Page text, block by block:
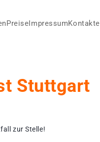
PreiseImpressumKontakte
Stuttgart
zur Stelle!